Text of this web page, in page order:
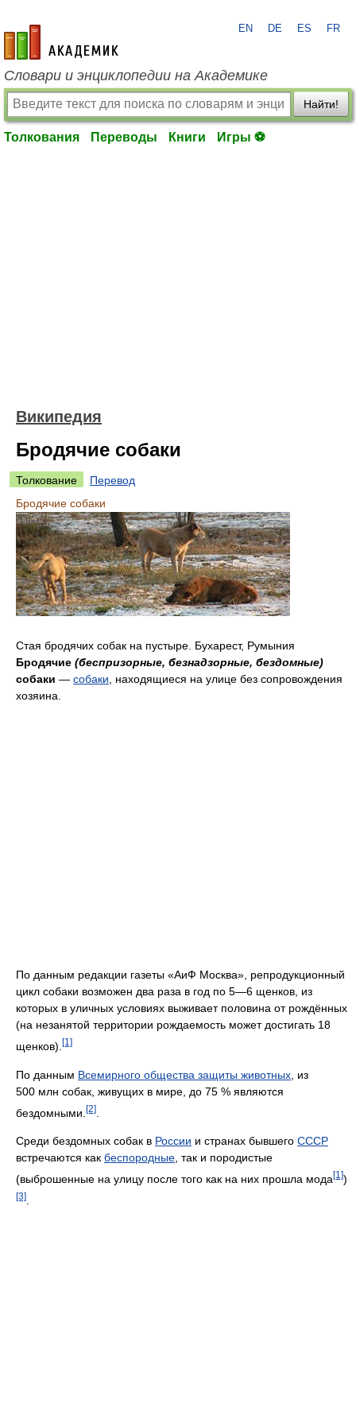
academic.ru
EN DE ES FR
Словари и энциклопедии на Академике
Найти!
Толкования Переводы Книги Игры ⚽
Википедия
Бродячие собаки
Толкование
Перевод
Бродячие собаки
Стая бродячих собак на пустыре. Бухарест, Румыния
Бродячие (беспризорные, безнадзорные, бездомные)
собаки — собаки , находящиеся на улице без сопровождения
хозяина.
По данным редакции газеты «АиФ Москва», репродукционный
цикл собаки возможен два раза в год по 5—6 щенков, из
которых в уличных условиях выживает половина от рождённых
(на незанятой территории рождаемость может достигать 18
щенков). [1]
По данным Всемирного общества защиты животных , из
500 млн собак, живущих в мире, до 75 % являются
бездомными. [2]
Среди бездомных собак в России и странах бывшего СССР
встречаются как беспородные, так и породистые
(выброшенные на улицу после того как на них прошла мода [1])
[3]